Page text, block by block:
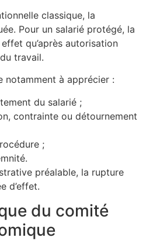
classique, la
Pour un salarié protégé, la
qu’après autorisation
travail.
notamment à apprécier :
du salarié ;
contrainte ou détournement
;
préalable, la rupture
d’effet.
du comité